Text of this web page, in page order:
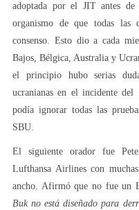
adoptada por el JIT antes
organismo de que todas las
consenso. Esto dio a cada
Bajos, Bélgica, Australia y
el principio hubo serias
ucranianas en el incidente
podía ignorar todas las
SBU.
El siguiente orador fue
Lufthansa Airlines con
ancho. Afirmó que no fue un
Buk no está diseñado para